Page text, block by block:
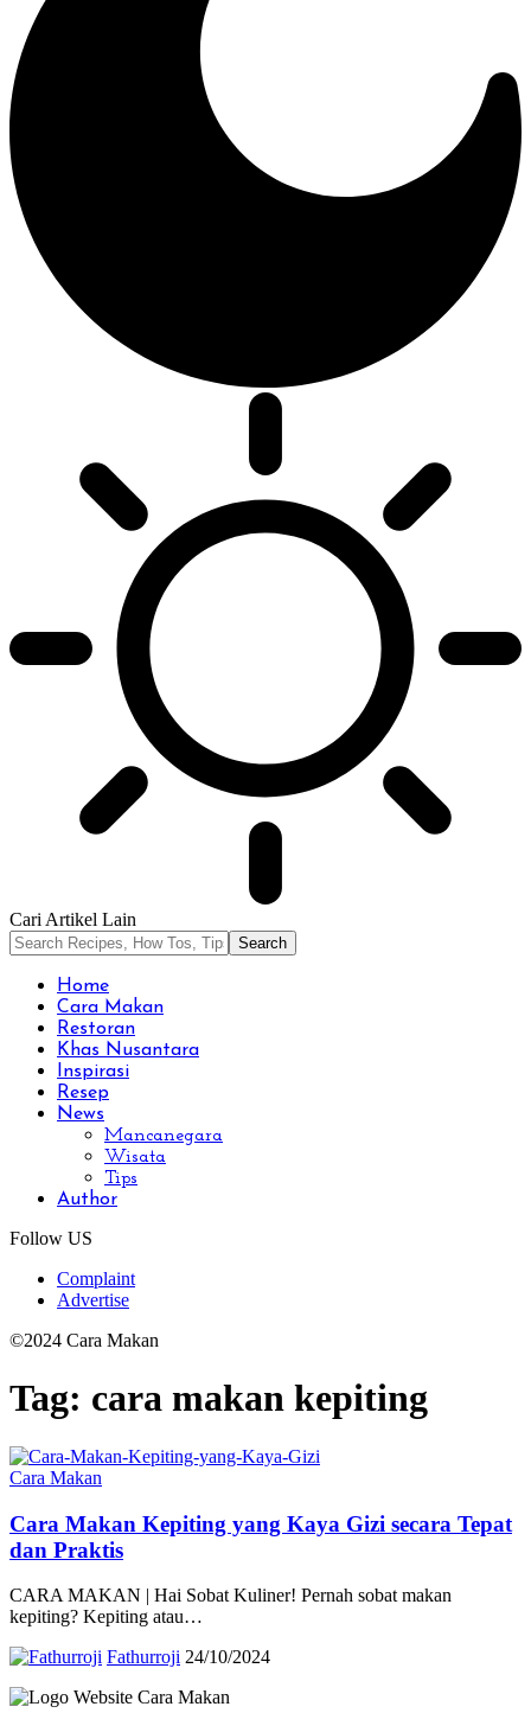
Cari Artikel Lain
Home
Cara Makan
Restoran
Khas Nusantara
Inspirasi
Resep
News
Mancanegara
Wisata
Tips
Author
Follow US
Complaint
Advertise
©2024 Cara Makan
Tag: cara makan kepiting
Cara Makan
Cara Makan Kepiting yang Kaya Gizi secara Tepat
dan Praktis
CARA MAKAN | Hai Sobat Kuliner! Pernah sobat makan
kepiting? Kepiting atau…
Fathurroji 24/10/2024